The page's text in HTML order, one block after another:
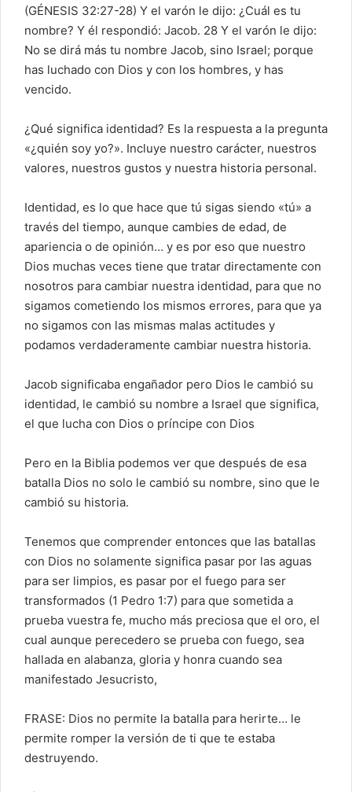
(GÉNESIS 32:27-28) Y el varón le dijo: ¿Cuál es tu
nombre? Y él respondió: Jacob. 28 Y el varón le dijo:
No se dirá más tu nombre Jacob, sino Israel; porque
has luchado con Dios y con los hombres, y has
vencido.
¿Qué significa identidad? Es la respuesta a la pregunta
«¿quién soy yo?». Incluye nuestro carácter, nuestros
valores, nuestros gustos y nuestra historia personal.
Identidad, es lo que hace que tú sigas siendo «tú» a
través del tiempo, aunque cambies de edad, de
apariencia o de opinión… y es por eso que nuestro
Dios muchas veces tiene que tratar directamente con
nosotros para cambiar nuestra identidad, para que no
sigamos cometiendo los mismos errores, para que ya
no sigamos con las mismas malas actitudes y
podamos verdaderamente cambiar nuestra historia.
Jacob significaba engañador pero Dios le cambió su
identidad, le cambió su nombre a Israel que significa,
el que lucha con Dios o príncipe con Dios
Pero en la Biblia podemos ver que después de esa
batalla Dios no solo le cambió su nombre, sino que le
cambió su historia.
Tenemos que comprender entonces que las batallas
con Dios no solamente significa pasar por las aguas
para ser limpios, es pasar por el fuego para ser
transformados (1 Pedro 1:7) para que sometida a
prueba vuestra fe, mucho más preciosa que el oro, el
cual aunque perecedero se prueba con fuego, sea
hallada en alabanza, gloria y honra cuando sea
manifestado Jesucristo,
FRASE: Dios no permite la batalla para herirte… le
permite romper la versión de ti que te estaba
destruyendo.